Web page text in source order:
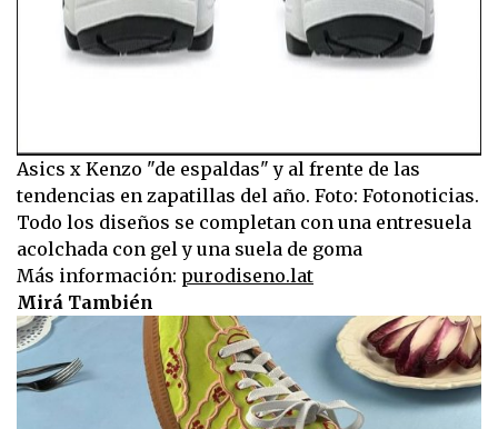
Asics x Kenzo "de espaldas" y al frente de las
tendencias en zapatillas del año. Foto: Fotonoticias.
Todo los diseños se completan con una entresuela
acolchada con gel y una suela de goma
Más información: purodiseno.lat
Mirá También